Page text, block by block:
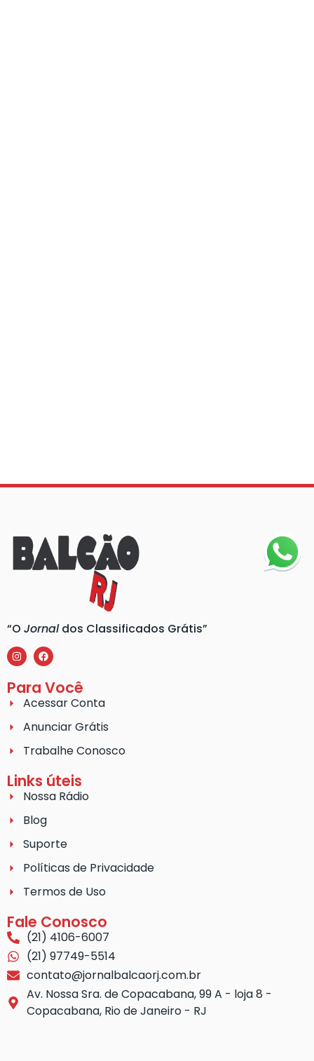
“O Jornaldos Classificados Grátis”
Para Você
Acessar Conta
Anunciar Grátis
Trabalhe Conosco
Links úteis
Nossa Rádio
Blog
Suporte
Políticas de Privacidade
Termos de Uso
Fale Conosco
(21) 4106-6007
(21) 97749-5514
contato@jornalbalcaorj.com.br
Av. Nossa Sra. de Copacabana, 99 A - loja 8 -
Copacabana, Rio de Janeiro - RJ